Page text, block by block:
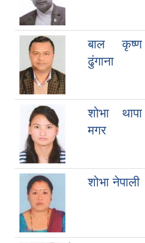
बाल कृष्ण
ढुंगाना
शोभा थापा
मगर
शोभा नेपाली